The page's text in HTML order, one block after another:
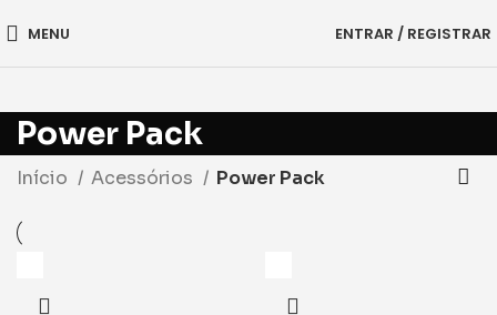
MENU ENTRAR / REGISTRAR
Power Pack
Início Acessórios Power Pack